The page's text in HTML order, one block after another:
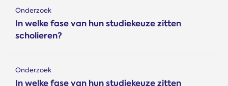
Onderzoek
In welke fase van hun studiekeuze zitten
scholieren?
Onderzoek
In welke fase van hun studiekeuze zitten